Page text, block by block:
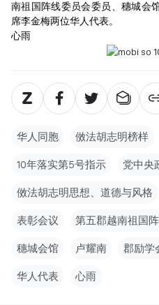
南祖国阵线委员会委员、穗城会
席李金梅两位华人代表。
心雨
华人同胞 傚法胡志明榜样
10年落实第5号指示 党中央
傚法胡志明思想、道德与风格
表彰会议 第五郡越南祖国
穗城会馆 卢耀南 郡励学
华人代表 心雨